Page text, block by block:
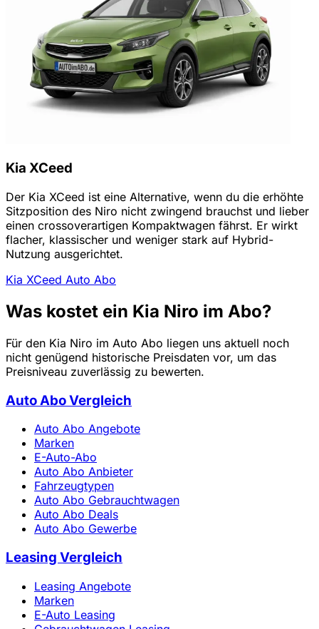
Kia XCeed
Der Kia XCeed ist eine Alternative, wenn du die erhöhte
Sitzposition des Niro nicht zwingend brauchst und lieber
einen crossoverartigen Kompaktwagen fährst. Er wirkt
flacher, klassischer und weniger stark auf Hybrid-
Nutzung ausgerichtet.
Kia XCeed Auto Abo
Was kostet ein Kia Niro im Abo?
Für den Kia Niro im Auto Abo liegen uns aktuell noch
nicht genügend historische Preisdaten vor, um das
Preisniveau zuverlässig zu bewerten.
Auto Abo Vergleich
Auto Abo Angebote
Marken
E-Auto-Abo
Auto Abo Anbieter
Fahrzeugtypen
Auto Abo Gebrauchtwagen
Auto Abo Deals
Auto Abo Gewerbe
Leasing Vergleich
Leasing Angebote
Marken
E-Auto Leasing